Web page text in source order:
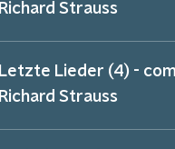
Richard Strauss
Letzte Lieder (4) -
Richard Strauss